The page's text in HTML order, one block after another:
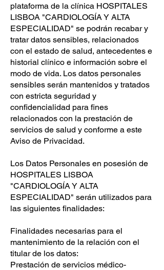
plataforma de la clínica HOSPITALES
LISBOA "CARDIOLOGÍA Y ALTA
ESPECIALIDAD" se podrán recabar y
tratar datos sensibles, relacionados
con el estado de salud, antecedentes e
historial clínico e información sobre el
modo de vida. Los datos personales
sensibles serán mantenidos y tratados
con estricta seguridad y
confidencialidad para fines
relacionados con la prestación de
servicios de salud y conforme a este
Aviso de Privacidad.
Los Datos Personales en posesión de
HOSPITALES LISBOA
"CARDIOLOGÍA Y ALTA
ESPECIALIDAD" serán utilizados para
las siguientes finalidades:
Finalidades necesarias para el
mantenimiento de la relación con el
titular de los datos:
Prestación de servicios médico-